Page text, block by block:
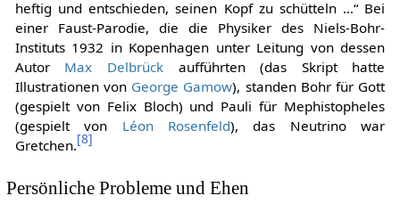
heftig und entschieden, seinen Kopf zu schütteln …“ Bei
einer Faust-Parodie, die die Physiker des Niels-Bohr-
Instituts 1932 in Kopenhagen unter Leitung von dessen
Autor Max Delbrückaufführten (das Skript hatte
Illustrationen von George Gamow), standen Bohr für Gott
(gespielt von Felix Bloch) und Pauli für Mephistopheles
(gespielt von Léon Rosenfeld), das Neutrino war
Gretchen.[8]
Persönliche Probleme und Ehen